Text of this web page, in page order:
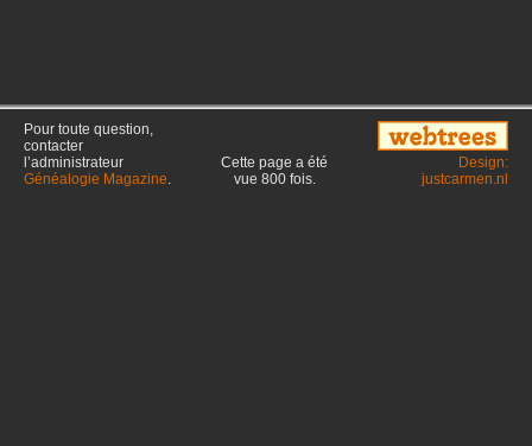
Pour toute question,
contacter
l’administrateur
Généalogie Magazine.
Cette page a été
vue 800fois.
Design:
justcarmen.nl